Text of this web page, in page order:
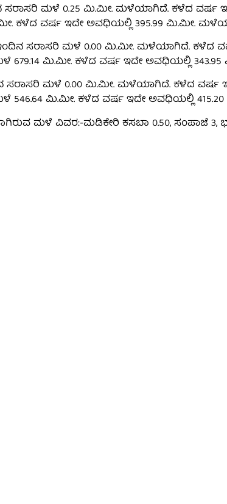
ಸರಾಸರಿ ಮಳೆ 0.25 ಮಿ.ಮೀ. ಮಳೆಯಾಗಿದೆ. ಕಳೆದ ವರ್ಷ
ಕಳೆದ ವರ್ಷ ಇದೇ ಅವಧಿಯಲ್ಲಿ 395.99 ಮಿ.ಮೀ.
ಸರಾಸರಿ ಮಳೆ 0.00 ಮಿ.ಮೀ. ಮಳೆಯಾಗಿದೆ. ಕಳೆದ
ಮಿ.ಮೀ. ಕಳೆದ ವರ್ಷ ಇದೇ ಅವಧಿಯಲ್ಲಿ 343.95
ಸರಾಸರಿ ಮಳೆ 0.00 ಮಿ.ಮೀ. ಮಳೆಯಾಗಿದೆ. ಕಳೆದ ವರ್ಷ
ಮಿ.ಮೀ. ಕಳೆದ ವರ್ಷ ಇದೇ ಅವಧಿಯಲ್ಲಿ
ಮಳೆ ವಿವರ:-ಮಡಿಕೇರಿ ಕಸಬಾ 0.50, ಸಂಪಾಜೆ 3,